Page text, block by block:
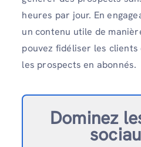
heures par jour. En
un contenu utile de
pouvez fidéliser les
les prospects en abonnés.
Dominez